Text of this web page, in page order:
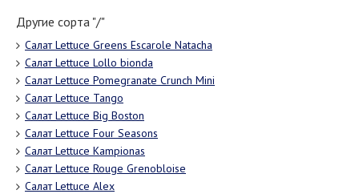
Другие сорта "/"
Салат Lettuce Greens Escarole Natacha
Салат Lettuce Lollo bionda
Салат Lettuce Pomegranate Crunch Mini
Салат Lettuce Tango
Салат Lettuce Big Boston
Салат Lettuce Four Seasons
Салат Lettuce Kampionas
Салат Lettuce Rouge Grenobloise
Салат Lettuce Alex